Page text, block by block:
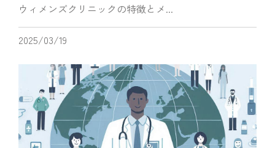
ウィメンズクリニックの特徴とメ...
2025/03/19